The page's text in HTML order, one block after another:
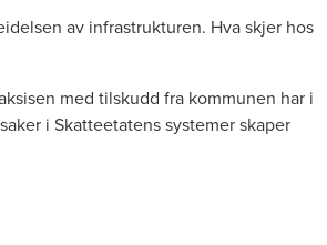
av infrastrukturen. Hva skjer hos
med tilskudd fra kommunen har i
i Skatteetatens systemer skaper